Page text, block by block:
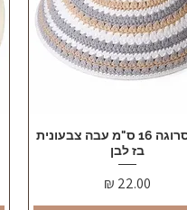
תצוגה מהירה
כיפה סרוגה 16 ס"מ עבה צבעונית
בז לבן
מחיר